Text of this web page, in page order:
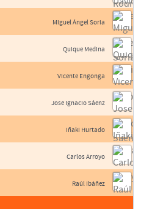
Miguel Ángel Soria
Quique Medina
Vicente Engonga
Jose Ignacio Sáenz
Iñaki Hurtado
Carlos Arroyo
Raúl Ibáñez